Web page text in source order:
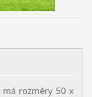
má rozměry 50 x